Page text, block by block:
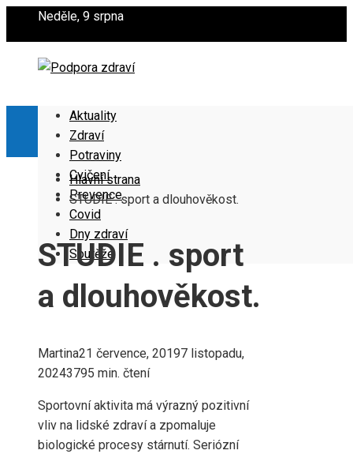
Neděle, 9 srpna
Aktuality
Zdraví
Potraviny
Cvičení
Prevence
Covid
Dny zdraví
Soutěže
Hlavní strana
STUDIE . sport a dlouhověkost.
STUDIE . sport
a dlouhověkost.
Martina21 července, 20197 listopadu,
20243795 min. čtení
Sportovní aktivita má výrazný pozitivní
vliv na lidské zdraví a zpomaluje
biologické procesy stárnutí. Seriózní